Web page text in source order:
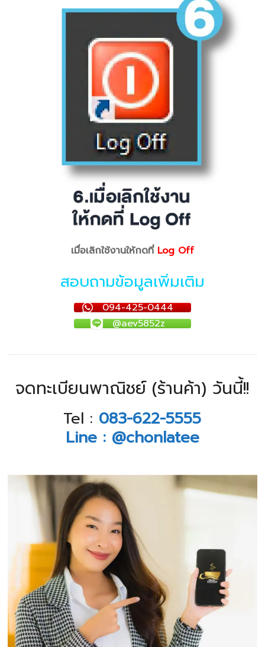
เมื่อเลิกใช้งานให้กดที่ Log Off
สอบถามข้อมูลเพิ่มเติม
094-425-0444
@aev5852z
จดทะเบียนพาณิชย์ (ร้านค้า) วันนี้!!
Tel : 083-622-5555
Line : @chonlatee